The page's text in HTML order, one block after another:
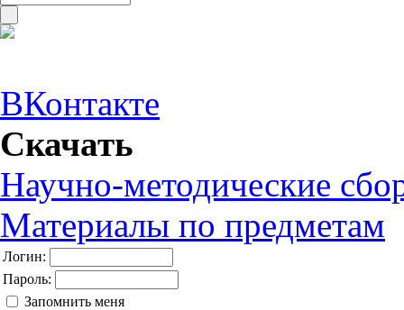
ВКонтакте
Скачать
Научно-методические
Материалы по предметам
Логин:
Пароль:
Запомнить меня